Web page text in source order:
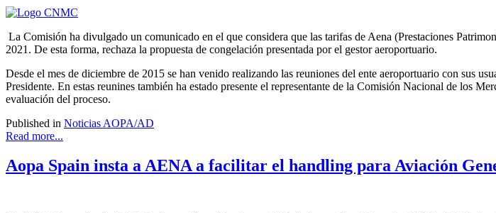
La Comisión ha divulgado un comunicado en el que considera que las tarifas de Aena (Prestaciones
2021. De esta forma, rechaza la propuesta de congelación presentada por el gestor aeroportuario.
Desde el mes de diciembre de 2015 se han venido realizando las reuniones del ente aeroportuario con sus
Presidente. En estas reunines también ha estado presente el representante de la Comisión Nacional de los
evaluación del proceso.
Published in Noticias AOPA/AD
Read more...
Aopa Spain insta a AENA a facilitar el handling para Aviación